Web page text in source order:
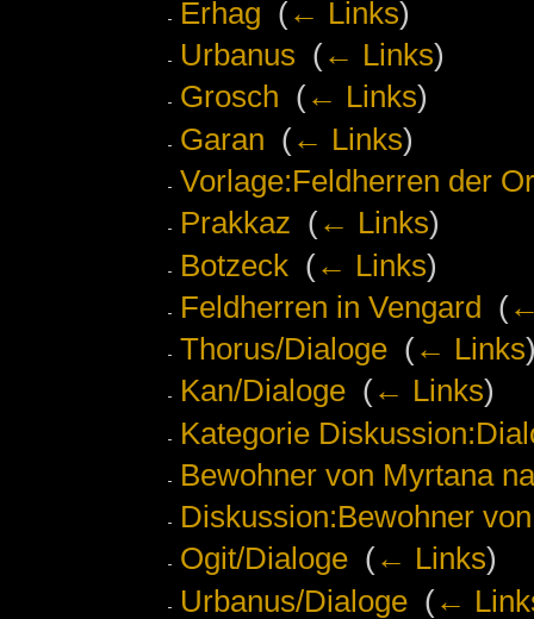
Erhag (← Links)
Urbanus (← Links)
Grosch (← Links)
Garan (← Links)
Vorlage:Feldherren der
Prakkaz (← Links)
Botzeck‎ (← Links)
Feldherren in Vengard (
Thorus/Dialoge‎ (← Links
Kan/Dialoge‎ (← Links)
Kategorie
Bewohner von Myrtana
Diskussion:Bewohner
Ogit/Dialoge‎ (← Links)
Urbanus/Dialoge‎ (←